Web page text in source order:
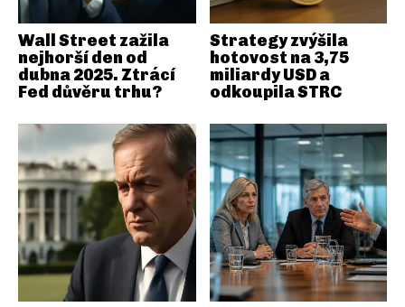
Wall Street zažila
nejhorší den od
dubna 2025. Ztrácí
Fed důvěru trhu?
Strategy zvýšila
hotovost na 3,75
miliardy USD a
odkoupila STRC